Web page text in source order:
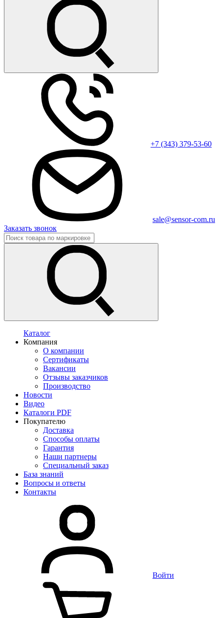
+7 (343) 379-53-60
sale@sensor-com.ru
Заказать звонок
Каталог
Компания
О компании
Сертификаты
Вакансии
Отзывы заказчиков
Производство
Новости
Видео
Каталоги PDF
Покупателю
Доставка
Способы оплаты
Гарантия
Наши партнеры
Специальный заказ
База знаний
Вопросы и ответы
Контакты
Войти